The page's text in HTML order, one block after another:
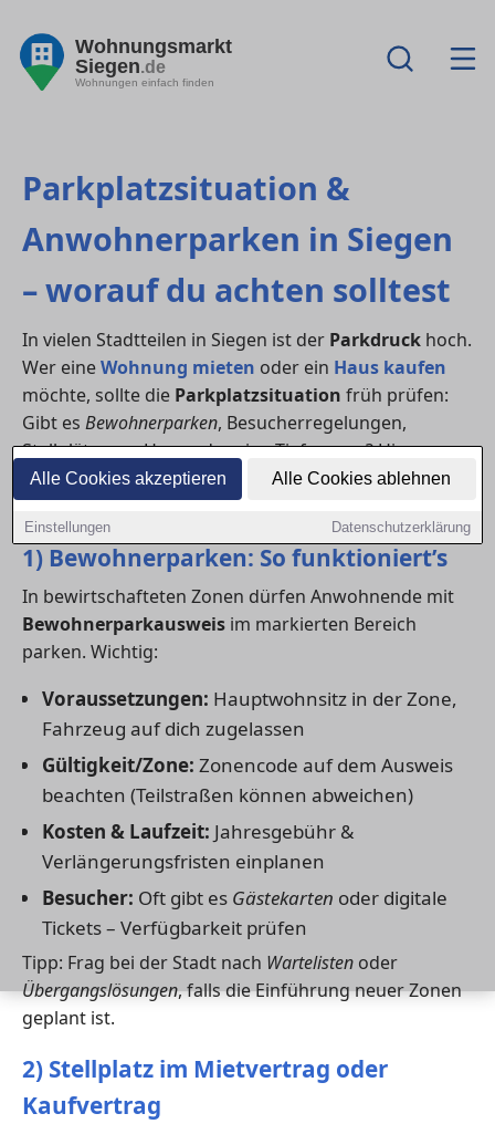
Alle Cookies akzeptieren Alle Cookies ablehnen
Einstellungen Datenschutzerklärung
Wohnungsmarkt
Siegen.de
Wohnungen einfach finden
Parkplatzsituation &
Anwohnerparken in Siegen
– worauf du achten solltest
In vielen Stadtteilen in Siegen ist der Parkdruck hoch.
Wer eineWohnung mieten oder ein Haus kaufen
möchte, sollte die Parkplatzsituation früh prüfen:
Gibt es Bewohnerparken, Besucherregelungen,
Stellplätze am Haus oder eine Tiefgarage? Hier
bekommst du den Überblick – inklusive Checkliste für
Besichtigungen.
1) Bewohnerparken: So funktioniert’s
In bewirtschafteten Zonen dürfen Anwohnende mit
Bewohnerparkausweis im markierten Bereich
parken. Wichtig:
Voraussetzungen: Hauptwohnsitz in der Zone,
Fahrzeug auf dich zugelassen
Gültigkeit/Zone: Zonencode auf dem Ausweis
beachten (Teilstraßen können abweichen)
Kosten & Laufzeit: Jahresgebühr &
Verlängerungsfristen einplanen
Besucher: Oft gibt es Gästekarten oder digitale
Tickets – Verfügbarkeit prüfen
Tipp: Frag bei der Stadt nach Wartelisten oder
Übergangslösungen, falls die Einführung neuer Zonen
geplant ist.
2) Stellplatz im Mietvertrag oder
Kaufvertrag